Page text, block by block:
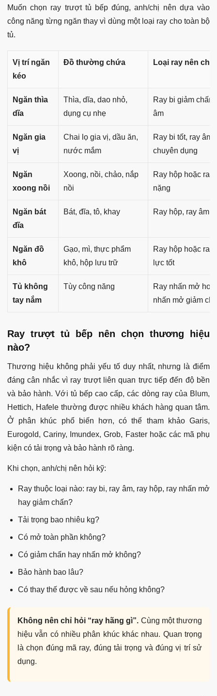
Muốn chọn ray trượt tủ bếp đúng, anh/chị nên dựa vào
công năng từng ngăn thay vì dùng một loại ray cho toàn bộ
tủ.
Vị trí ngăn
kéo
Đồ thường chứa Loại ray nên
Ngăn thìa
dĩa
Thìa, dĩa, dao nhỏ,
dụng cụ nhẹ
Ray bi giảm chấn
âm
Ngăn gia
vị
Chai lọ gia vị, dầu ăn,
nước mắm
Ray bi tốt, ray âm
chuyên dụng
Ngăn
xoong nồi
Xoong, nồi, chảo, nắp
nồi
Ray hộp hoặc ray
nặng
Ngăn bát
đĩa
Bát, đĩa, tô, khay Ray hộp, ray âm
Ngăn đồ
khô
Gạo, mì, thực phẩm
khô, hộp lưu trữ
Ray hộp hoặc ray
lực tốt
Tủ không
tay nắm
Tùy công năng
Ray nhấn mở
nhấn mở giảm
Ray trượt tủ bếp nên chọn thương hiệu
nào?
Thương hiệu không phải yếu tố duy nhất, nhưng là điểm
đáng cân nhắc vì ray trượt liên quan trực tiếp đến độ bền
và bảo hành. Với tủ bếp cao cấp, các dòng ray của Blum,
Hettich, Hafele thường được nhiều khách hàng quan tâm.
Ở phân khúc phổ biến hơn, có thể tham khảo Garis,
Eurogold, Cariny, Imundex, Grob, Faster hoặc các mã phụ
kiện có tải trọng và bảo hành rõ ràng.
Khi chọn, anh/chị nên hỏi kỹ:
Ray thuộc loại nào: ray bi, ray âm, ray hộp, ray nhấn mở
hay giảm chấn?
Tải trọng bao nhiêu kg?
Có mở toàn phần không?
Có giảm chấn hay nhấn mở không?
Bảo hành bao lâu?
Có thay thế được về sau nếu hỏng không?
Không nên chỉ hỏi “ray hãng gì”. Cùng một thương
hiệu vẫn có nhiều phân khúc khác nhau. Quan trọng
là chọn đúng mã ray, đúng tải trọng và đúng vị trí sử
dụng.